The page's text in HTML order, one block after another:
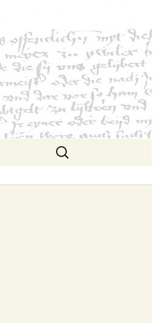
Suchen
nach: